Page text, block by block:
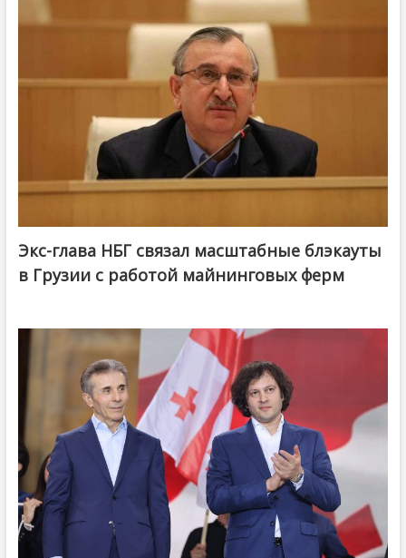
Экс-глава НБГ связал масштабные блэкауты
в Грузии с работой майнинговых ферм